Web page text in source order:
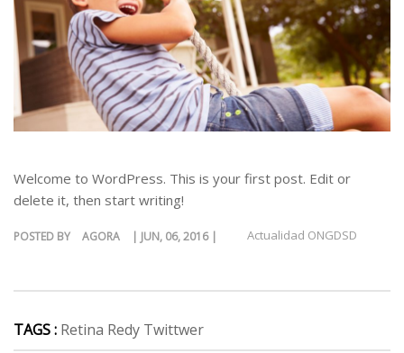
Welcome to WordPress. This is your first post. Edit or
delete it, then start writing!
POSTED BY AGORA | JUN, 06, 2016 | Actualidad ONGDSD
TAGS : Retina Redy Twittwer